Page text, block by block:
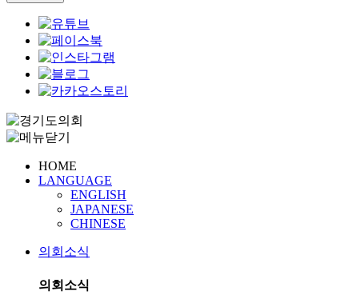
HOME
LANGUAGE
ENGLISH
JAPANESE
CHINESE
의회소식
의회소식